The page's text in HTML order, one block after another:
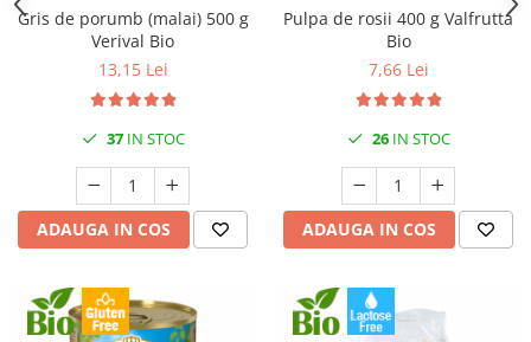
Gris de porumb (malai) 500 g
Verival Bio
13,15 Lei
37IN STOC
ADAUGA IN COS
Pulpa de rosii 400 g Valfrutta
Bio
7,66 Lei
26IN STOC
ADAUGA IN COS